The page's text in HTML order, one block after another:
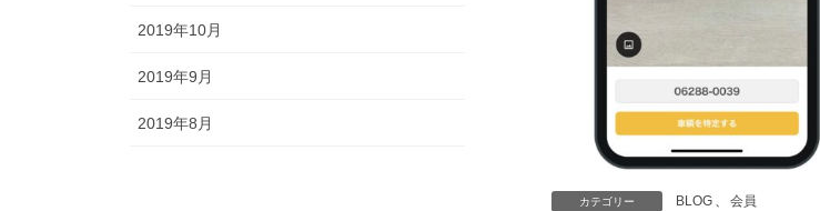
カテゴリー BLOG 会員
2019年10月
2019年9月
2019年8月